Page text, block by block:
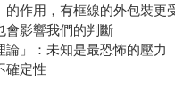
的作用，有框線的外包裝更
會影響我們的判斷
論」：未知是最恐怖的壓力
確定性